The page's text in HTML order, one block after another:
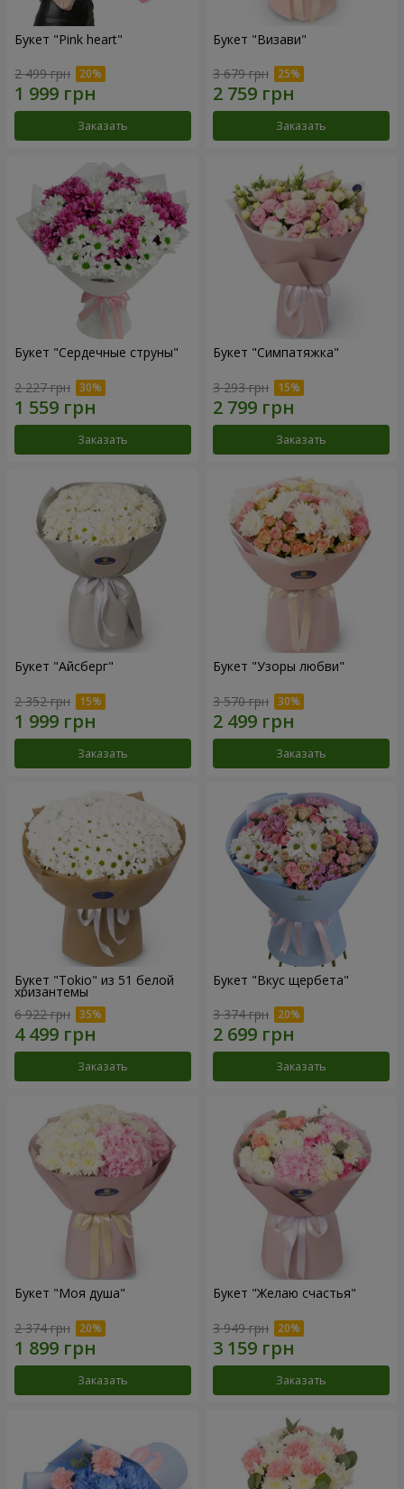
Букет "Pink heart"
2 499 грн
Заказать
Букет "Визави"
3 679 грн
Заказать
Букет "Сердечные струны"
2 227 грн
Заказать
Букет "Симпатяжка"
3 293 грн
Заказать
Букет "Айсберг"
2 352 грн
Заказать
Букет "Узоры любви"
3 570 грн
Заказать
Букет "Tokio" из 51 белой
хризантемы
6 922 грн
Заказать
Букет "Вкус щербета"
3 374 грн
Заказать
Букет "Моя душа"
2 374 грн
Заказать
Букет "Желаю счастья"
3 949 грн
Заказать